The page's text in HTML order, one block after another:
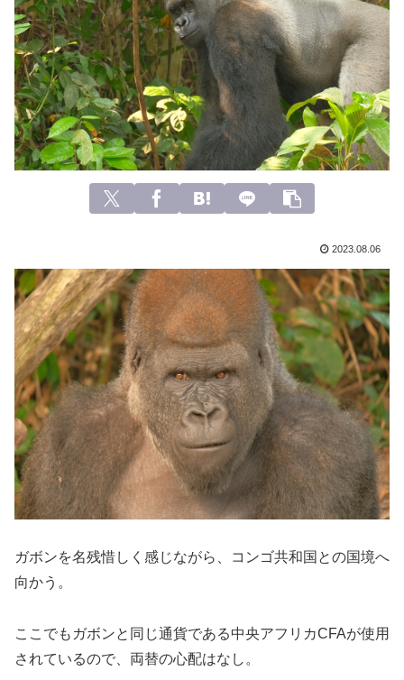
2023.08.06
ガボンを名残惜しく感じながら、コンゴ共和国との国境へ
向かう。
ここでもガボンと同じ通貨である中央アフリカCFAが使用
されているので、両替の心配はなし。